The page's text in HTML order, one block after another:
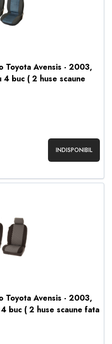
Toyota Avensis - 2003,
buc ( 2 huse scaune
INDISPONIBIL
Toyota Avensis - 2003,
buc ( 2 huse scaune fata